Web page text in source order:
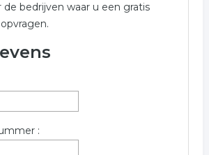
in de omgeving van
vrijblijvende aanvraag.
over opslag in Hoogeveen kunt u
stalling opslaan
de bedrijven waar u een gratis
: